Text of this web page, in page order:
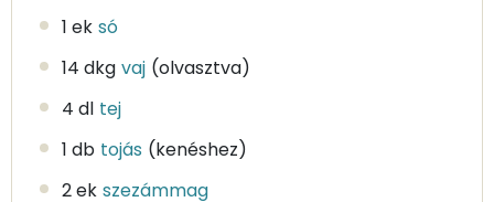
1 ek só
14 dkg vaj (olvasztva)
4 dl tej
1 db tojás (kenéshez)
2 ek szezámmag